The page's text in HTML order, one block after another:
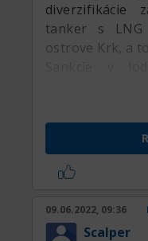
diverzifikácie
tanker s
ostrove Krk, a
certifikáciu
prepustila
Na druhej
prechodu na
špekulatívnych
09.06.2022, 09:36
Scalper